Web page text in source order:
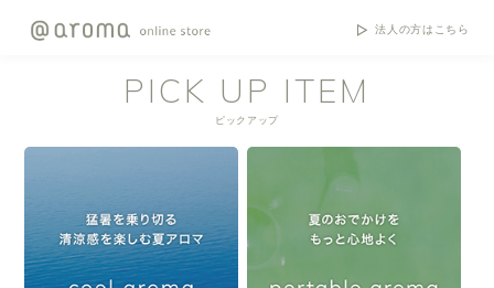
法人の方はこちら
PICK UP ITEM
ピックアップ